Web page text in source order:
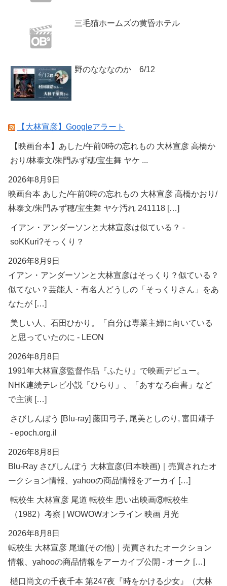
三毛猫ホームズの黄昏ホテル
野のなななのか 6/12
【大林宣彦】Googleアラート
【映画台本】あした/午前0時の忘れもの 大林宣彦 高橋か
おり/林泰文/朱門みず穂/宝生舞 ヤケ ...
2026年8月9日
映画台本 あした/午前0時の忘れもの 大林宣彦 高橋かおり/
林泰文/朱門みず穂/宝生舞 ヤケ汚れ 241118 […]
イアン・アンダーソンと大林宣彦は似ている？ -
soKKuri?そっくり？
2026年8月9日
イアン・アンダーソンと大林宣彦はそっくり？似ている？
似てない？芸能人・有名人どうしの「そっくりさん」をあ
なたが […]
美しい人、石田ひかり。「自分は専業主婦に向いている
と思っていたのに - LEON
2026年8月8日
1991年大林宣彦監督作品『ふたり』で映画デビュー。
NHK連続テレビ小説「ひらり」、「あすなろ白書」など
で主演 […]
さびしんぼう [Blu-ray] 藤田弓子, 尾美としのり, 富田靖子
- epoch.org.il
2026年8月8日
Blu-Ray さびしんぼう 大林宣彦(日本映画)｜売買されたオ
ークション情報、yahooの商品情報をアーカイ […]
転校生 大林宣彦 尾道 転校生 思い出映画⑧転校生
（1982）考察 | WOWOWオンライン 映画 月光
2026年8月8日
転校生 大林宣彦 尾道(その他)｜売買されたオークション
情報、yahooの商品情報をアーカイブ公開 - オーク […]
樋口尚文の千夜千本 第247夜『時をかける少女』（大林